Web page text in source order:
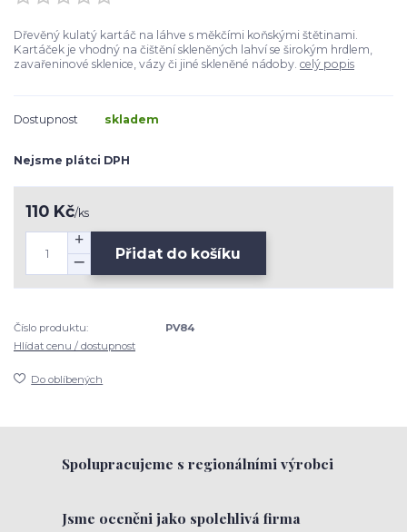
Dřevěný kulatý kartáč na láhve s měkčími koňskými štětinami.
Kartáček je vhodný na čištění skleněných lahví se širokým hrdlem,
zavařeninové sklenice, vázy či jiné skleněné nádoby. celý popis
Dostupnost skladem
Nejsme plátci DPH
110 Kč/ks
Přidat do košíku
Číslo produktu:
PV84
Hlídat cenu / dostupnost
Do oblíbených
Spolupracujeme s regionálními výrobci
Jsme oceněni jako spolehlivá firma